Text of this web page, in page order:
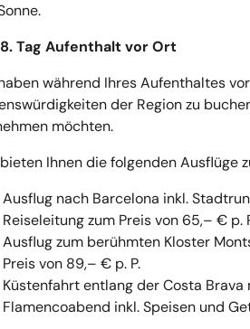
Tag Aufenthalt vor Ort
während Ihres Aufenthaltes
der Region zu
möchten.
Ihnen die folgenden Ausflüge
Ausflug nach Barcelona inkl.
Reiseleitung zum Preis von 65,– € p.
Ausflug zum berühmten Kloster
Preis von 89,– € p. P.
Küstenfahrt entlang der Costa
Flamencoabend inkl. Speisen und